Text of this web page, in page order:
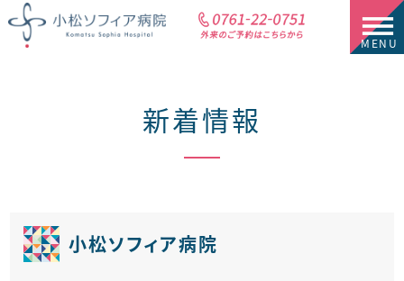
新着情報
小松ソフィア病院